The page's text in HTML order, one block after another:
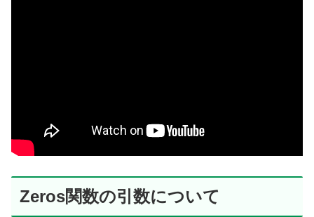
Zeros関数の引数について